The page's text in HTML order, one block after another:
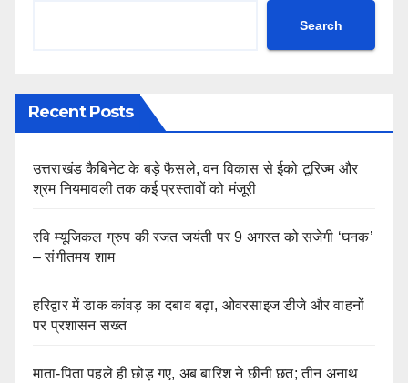
Search
Recent Posts
उत्तराखंड कैबिनेट के बड़े फैसले, वन विकास से ईको टूरिज्म और
श्रम नियमावली तक कई प्रस्तावों को मंजूरी
रवि म्यूजिकल ग्रुप की रजत जयंती पर 9 अगस्त को सजेगी ‘घनक’
– संगीतमय शाम
हरिद्वार में डाक कांवड़ का दबाव बढ़ा, ओवरसाइज डीजे और वाहनों
पर प्रशासन सख्त
माता-पिता पहले ही छोड़ गए, अब बारिश ने छीनी छत; तीन अनाथ